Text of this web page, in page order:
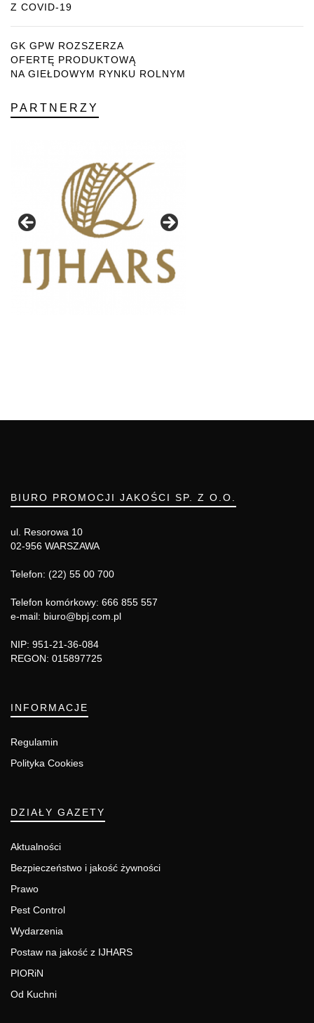
Z COVID-19
GK GPW ROZSZERZA
OFERTĘ PRODUKTOWĄ
NA GIEŁDOWYM RYNKU ROLNYM
PARTNERZY
BIURO PROMOCJI JAKOŚCI SP. Z O.O.
ul. Resorowa 10
02-956 WARSZAWA
Telefon: (22) 55 00 700
Telefon komórkowy: 666 855 557
e-mail: biuro@bpj.com.pl
NIP: 951-21-36-084
REGON: 015897725
INFORMACJE
Regulamin
Polityka Cookies
DZIAŁY GAZETY
Aktualności
Bezpieczeństwo i jakość żywności
Prawo
Pest Control
Wydarzenia
Postaw na jakość z IJHARS
PIORiN
Od Kuchni